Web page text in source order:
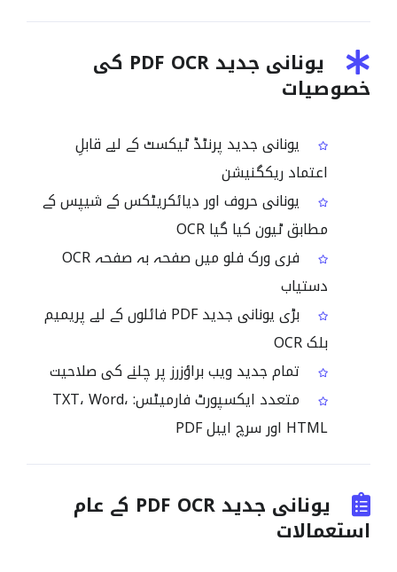
یونانی جدید PDF OCR کی
خصوصیات
یونانی جدید پرنٹڈ ٹیکسٹ کے لیے قابلِ
اعتماد ریکگنیشن
یونانی حروف اور دیائکریٹکس کے شیپس کے
مطابق ٹیون کیا گیا OCR
فری ورک فلو میں صفحہ بہ صفحہ OCR
دستیاب
بڑی یونانی جدید PDF فائلوں کے لیے پریمیم
بلک OCR
تمام جدید ویب براؤزرز پر چلنے کی صلاحیت
متعدد ایکسپورٹ فارمیٹس: TXT، Word،
HTML اور سرچ ایبل PDF
یونانی جدید PDF OCR کے عام
استعمالات